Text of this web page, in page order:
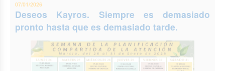
07/01/2026
Deseos Kayros. Siempre es demasiado
pronto hasta que es demasiado tarde.